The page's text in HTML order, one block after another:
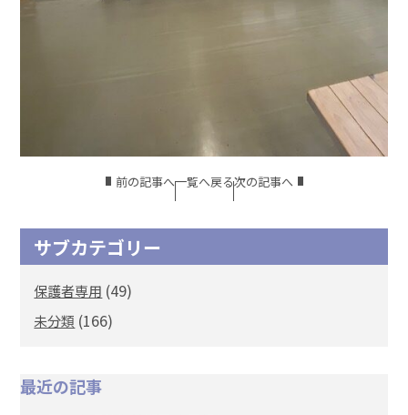
前の記事へ一覧へ戻る次の記事へ
サブカテゴリー
保護者専用 (49)
未分類 (166)
最近の記事